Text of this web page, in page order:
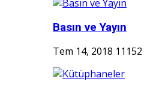
Basın ve Yayın
Tem 14, 2018 11152